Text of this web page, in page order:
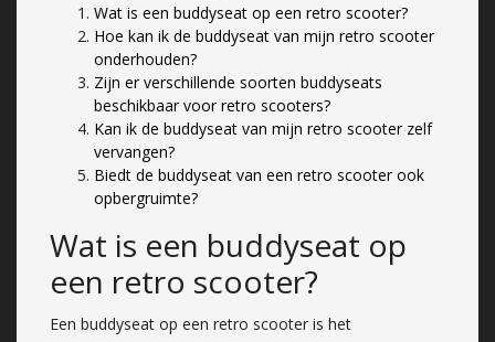
Wat is een buddyseat op een retro scooter?
Hoe kan ik de buddyseat van mijn retro scooter
onderhouden?
Zijn er verschillende soorten buddyseats
beschikbaar voor retro scooters?
Kan ik de buddyseat van mijn retro scooter zelf
vervangen?
Biedt de buddyseat van een retro scooter ook
opbergruimte?
Wat is een buddyseat op
een retro scooter?
Een buddyseat op een retro scooter is het